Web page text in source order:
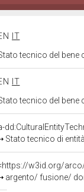
IT
tecnico del bene
IT
tecnico del bene
Stato tecnico di
w3id.org/
argento/ fusione/